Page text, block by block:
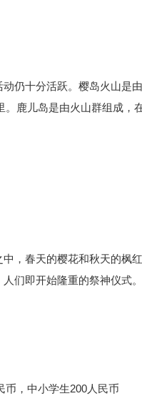
仍十分活跃。樱岛火山是
。鹿儿岛是由火山群组成，
，春天的樱花和秋天的枫
们即开始隆重的祭神仪式。
币，中小学生200人民币